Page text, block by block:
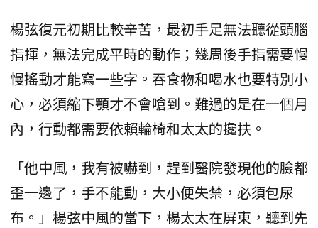
楊弦復元初期比較辛苦，最初手足無法聽從頭腦
指揮，無法完成平時的動作；幾周後手指需要慢
慢搖動才能寫一些字。吞食物和喝水也要特別小
心，必須縮下顎才不會嗆到。難過的是在一個月
內，行動都需要依賴輪椅和太太的攙扶。
「他中風，我有被嚇到，趕到醫院發現他的臉都
歪一邊了，手不能動，大小便失禁，必須包尿
布。」楊弦中風的當下，楊太太在屏東，聽到先